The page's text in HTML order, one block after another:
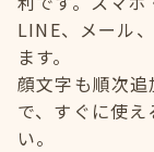
LINE、メール
ます。
顔文字も順次
で、すぐに使
い。